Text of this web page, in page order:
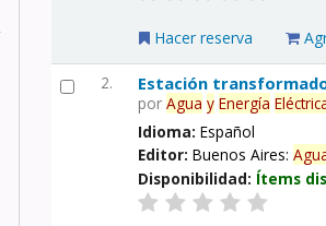
Hacer reserva
2. Estación
porAgua y Energía
Idioma:Español
Editor:Buenos Aires:
Disponibilidad: Ítems